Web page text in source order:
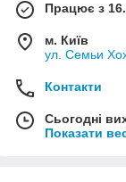
Працює з
м. Київ
ул. Семьи
Контакти
Сьогодні
Показати